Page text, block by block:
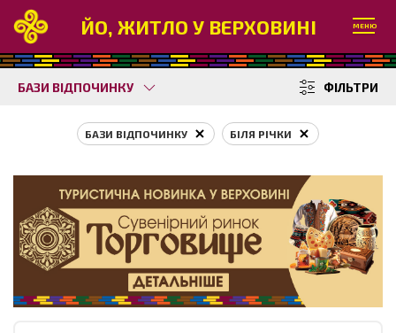
ЙО, ЖИТЛО У ВЕРХОВИНІ МЕНЮ
БАЗИ ВІДПОЧИНКУ ФІЛЬТРИ
БАЗИ ВІДПОЧИНКУ БІЛЯ РІЧКИ